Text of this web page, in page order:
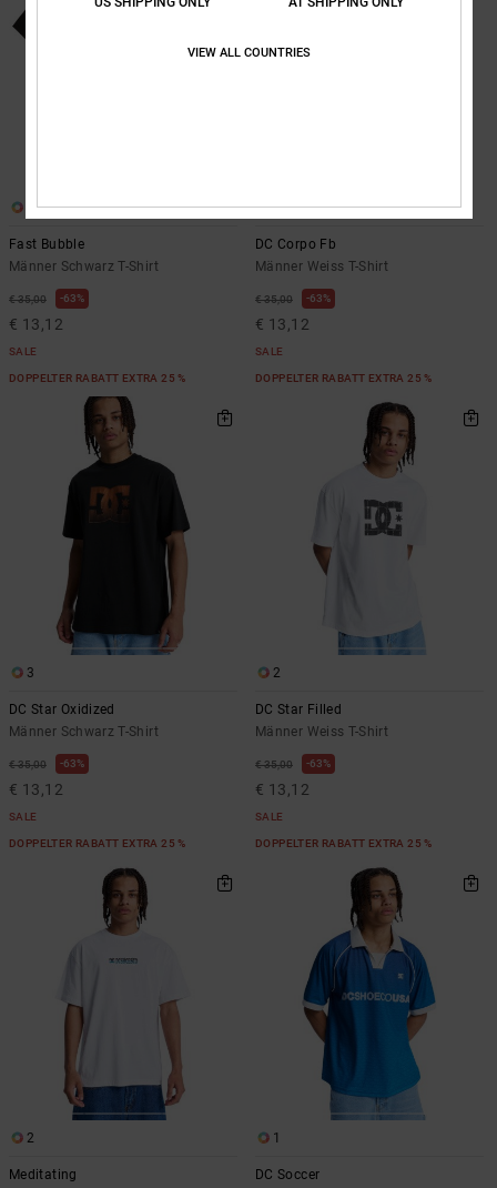
Fast Bubble
Männer Schwarz T-Shirt
€ 35,00 63%
€ 13,12
SALE
DOPPELTER RABATT EXTRA 25 %
5
DC Corpo Fb
Männer Weiss T-Shirt
€ 35,00 63%
€ 13,12
SALE
DOPPELTER RABATT EXTRA 25 %
3
DC Star Oxidized
Männer Schwarz T-Shirt
€ 35,00 63%
€ 13,12
SALE
DOPPELTER RABATT EXTRA 25 %
2
DC Star Filled
Männer Weiss T-Shirt
€ 35,00 63%
€ 13,12
SALE
DOPPELTER RABATT EXTRA 25 %
2
Meditating
1
DC Soccer
VIEW ALL COUNTRIES